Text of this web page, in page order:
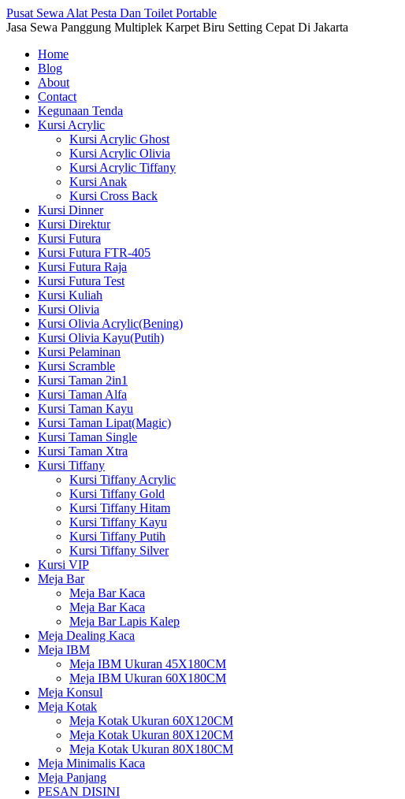
Pusat Sewa Alat Pesta Dan Toilet Portable
Jasa Sewa Panggung Multiplek Karpet Biru Setting Cepat Di Jakarta
Home
Blog
About
Contact
Kegunaan Tenda
Kursi Acrylic
Kursi Acrylic Ghost
Kursi Acrylic Olivia
Kursi Acrylic Tiffany
Kursi Anak
Kursi Cross Back
Kursi Dinner
Kursi Direktur
Kursi Futura
Kursi Futura FTR-405
Kursi Futura Raja
Kursi Futura Test
Kursi Kuliah
Kursi Olivia
Kursi Olivia Acrylic(Bening)
Kursi Olivia Kayu(Putih)
Kursi Pelaminan
Kursi Scramble
Kursi Taman 2in1
Kursi Taman Alfa
Kursi Taman Kayu
Kursi Taman Lipat(Magic)
Kursi Taman Single
Kursi Taman Xtra
Kursi Tiffany
Kursi Tiffany Acrylic
Kursi Tiffany Gold
Kursi Tiffany Hitam
Kursi Tiffany Kayu
Kursi Tiffany Putih
Kursi Tiffany Silver
Kursi VIP
Meja Bar
Meja Bar Kaca
Meja Bar Kaca
Meja Bar Lapis Kalep
Meja Dealing Kaca
Meja IBM
Meja IBM Ukuran 45X180CM
Meja IBM Ukuran 60X180CM
Meja Konsul
Meja Kotak
Meja Kotak Ukuran 60X120CM
Meja Kotak Ukuran 80X120CM
Meja Kotak Ukuran 80X180CM
Meja Minimalis Kaca
Meja Panjang
PESAN DISINI